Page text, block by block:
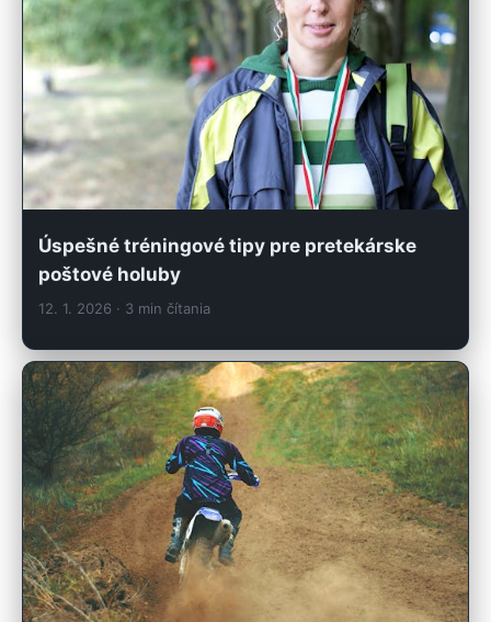
Úspešné tréningové tipy pre pretekárske
poštové holuby
12. 1. 2026 · 3 min čítania